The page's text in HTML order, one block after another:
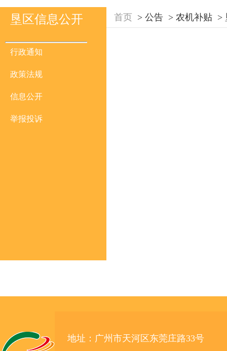
垦区信息公开
行政通知
政策法规
信息公开
举报投诉
首页 > 公告 > 农机补贴 >
地址：广州市天河区东莞庄路33号